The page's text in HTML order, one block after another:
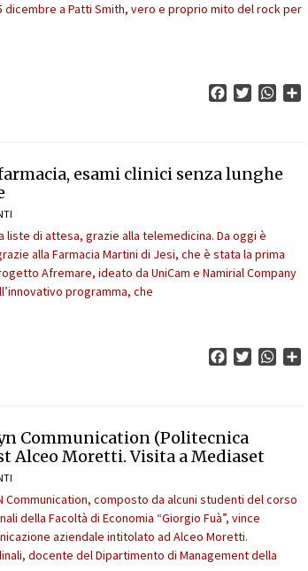
dicembre a Patti Smith, vero e proprio mito del rock per
FacebookTwitter
esami clinici senza lunghe
liste di attesa, grazie alla telemedicina. Da oggi è
alla Farmacia Martini di Jesi, che è stata la prima
Afremare, ideato da UniCam e Namirial Company
programma, che
FacebookTwitter
Communication (Politecnica
Alceo Moretti. Visita a Mediaset
Communication, composto da alcuni studenti del corso
della Facoltà di Economia “Giorgio Fuà”, vince
aziendale intitolato ad Alceo Moretti.
docente del Dipartimento di Management della